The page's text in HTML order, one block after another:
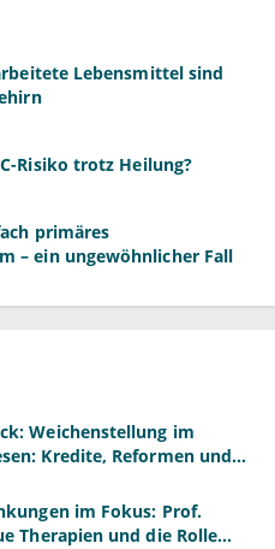
Lebensmittel sind
Risiko trotz Heilung?
primäres
– ein ungewöhnlicher Fall
Weichenstellung im
Kredite, Reformen und
im Fokus: Prof.
Therapien und die Rolle